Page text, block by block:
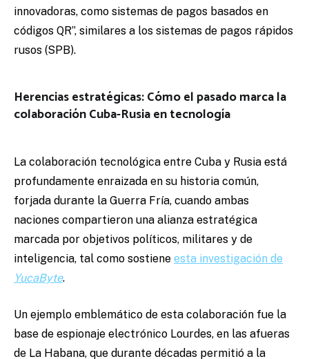
innovadoras, como sistemas de pagos basados en
códigos QR”, similares a los sistemas de pagos rápidos
rusos (SPB).
Herencias estratégicas: Cómo el pasado marca la
colaboración Cuba-Rusia en tecnología
La colaboración tecnológica entre Cuba y Rusia está
profundamente enraizada en su historia común,
forjada durante la Guerra Fría, cuando ambas
naciones compartieron una alianza estratégica
marcada por objetivos políticos, militares y de
inteligencia, tal como sostiene esta investigación de
YucaByte.
Un ejemplo emblemático de esta colaboración fue la
base de espionaje electrónico Lourdes, en las afueras
de La Habana, que durante décadas permitió a la